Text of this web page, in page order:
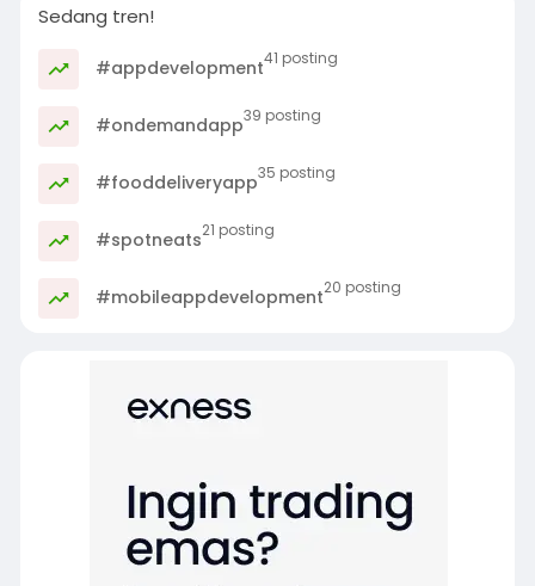
Sedang tren!
#appdevelopment41 posting
#ondemandapp39 posting
#fooddeliveryapp35 posting
#spotneats21 posting
#mobileappdevelopment20 posting